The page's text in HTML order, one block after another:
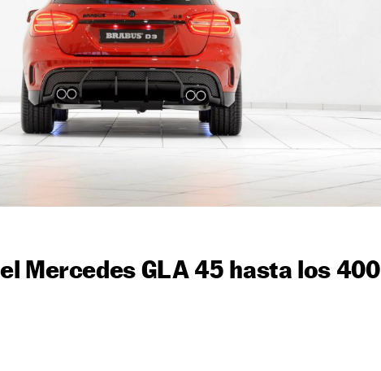
Mercedes GLA 45 hasta los 400